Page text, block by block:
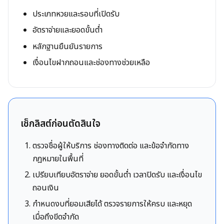
ประเภทหวยและรอบที่เปิดรับ
อัตราจ่ายและยอดขั้นต่ำ
หลักฐานยืนยันรายการ
เงื่อนไขฝากถอนและช่องทางช่วยเหลือ
เช็กลิสต์ก่อนตัดสินใจ
ตรวจชื่อผู้ให้บริการ ช่องทางติดต่อ และข้อจำกัดทาง
กฎหมายในพื้นที่
เปรียบเทียบอัตราจ่าย ยอดขั้นต่ำ เวลาปิดรับ และเงื่อนไข
ถอนเงิน
กำหนดงบที่ยอมเสียได้ ตรวจรายการให้ครบ และหยุด
เมื่อถึงขีดจำกัด